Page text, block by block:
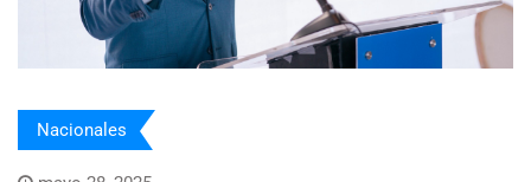
Nacionales